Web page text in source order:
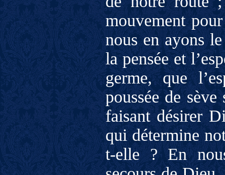
mouvement
nous en ayons
la pensée et
germe, que
poussée de
faisant désirer
qui détermine
t-elle ? En